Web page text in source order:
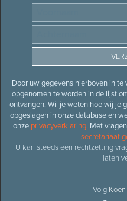
Door uw gegevens hierboven in
opgenomen te worden in de lijst
ontvangen. Wil je weten hoe wij je
opgeslagen in onze database en
onze privacyverklaring. Met
U kan steeds een rechtzetting
laten
Volg